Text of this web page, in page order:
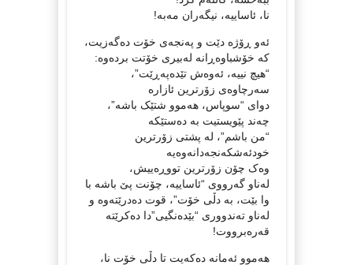
نا، ئاساییە، نیگەران مەبە!
ئەو ڕۆژە دێت و پەنجەی خۆت دەگەزیت،
کە خۆشباوەڕانە لەبیری خۆتت بردەوە:
“هیچ نییە، ئەوەش تێدەپەڕێت”،
سەرچاوەی زۆرترین ئازارە
دوای “سوپاس، هەموو شتێک باشە”،
چەند پێویستیت بە دەستێکە
“من باشم”، لە پشتی زۆرترین
خودئەشکەنجەدانەوەیە
وەک چۆن زۆرترین تووڕەییش،
لەناو گەرووی “ئاساییە، چۆنت پێ باشە با
وا بێت، بە دڵی خۆت”، قوت دەدرێتەوە و
لەناو تەندووری “بێدەنگیی”دا دەکرێتە
قەرەبرووت!
هەموو ئەمانە دەکەیت تا دڵی خۆت نا،